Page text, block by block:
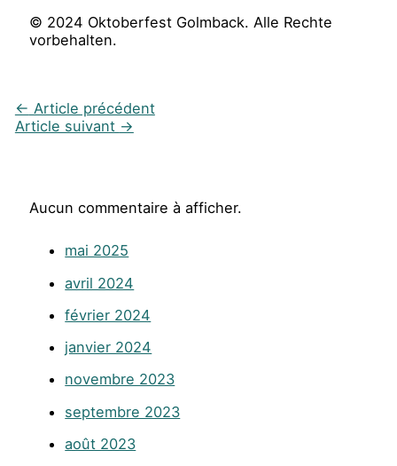
© 2024 Oktoberfest Golmback. Alle Rechte
vorbehalten.
← Article précédent
Article suivant →
Aucun commentaire à afficher.
mai 2025
avril 2024
février 2024
janvier 2024
novembre 2023
septembre 2023
août 2023